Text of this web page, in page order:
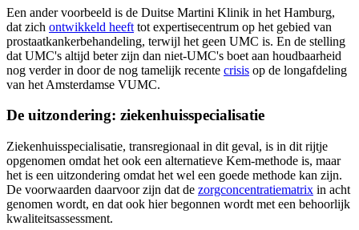
Een ander voorbeeld is de Duitse Martini Klinik in het Hamburg,
dat zich ontwikkeld heeft tot expertisecentrum op het gebied van
prostaatkankerbehandeling, terwijl het geen UMC is. En de stelling
dat UMC's altijd beter zijn dan niet-UMC's boet aan houdbaarheid
nog verder in door de nog tamelijk recente crisis op de longafdeling
van het Amsterdamse VUMC.
De uitzondering: ziekenhuisspecialisatie
Ziekenhuisspecialisatie, transregionaal in dit geval, is in dit rijtje
opgenomen omdat het ook een alternatieve Kem-methode is, maar
het is een uitzondering omdat het wel een goede methode kan zijn.
De voorwaarden daarvoor zijn dat de zorgconcentratiematrix in acht
genomen wordt, en dat ook hier begonnen wordt met een behoorlijk
kwaliteitsassessment.